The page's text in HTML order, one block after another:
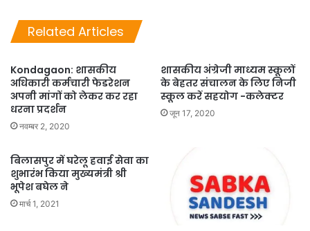
Related Articles
Kondagaon: शासकीय
अधिकारी कर्मचारी फेडरेशन
अपनी मांगों को लेकर कर रहा
धरना प्रदर्शन
नवम्बर 2, 2020
शासकीय अंग्रेजी माध्यम स्कूलों
के बेहतर संचालन के लिए निजी
स्कूल करें सहयोग -कलेक्टर
जून 17, 2020
बिलासपुर में घरेलू हवाई सेवा का
शुभारंभ किया मुख्यमंत्री श्री
भूपेश बघेल ने
मार्च 1, 2021